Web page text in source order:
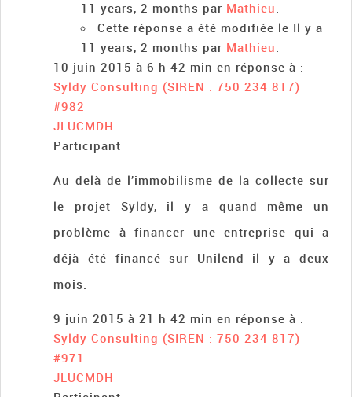
11 years, 2 months par Mathieu.
Cette réponse a été modifiée le Il y a
11 years, 2 months par Mathieu.
10 juin 2015 à 6 h 42 min en réponse à :
Syldy Consulting (SIREN : 750 234 817)
#982
JLUCMDH
Participant
Au delà de l’immobilisme de la collecte sur
le projet Syldy, il y a quand même un
problème à financer une entreprise qui a
déjà été financé sur Unilend il y a deux
mois.
9 juin 2015 à 21 h 42 min en réponse à :
Syldy Consulting (SIREN : 750 234 817)
#971
JLUCMDH